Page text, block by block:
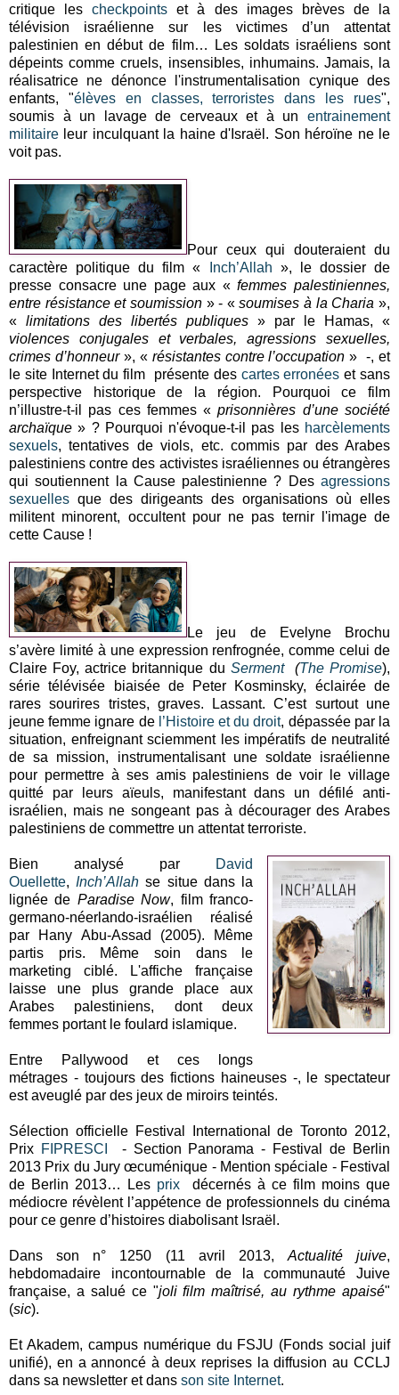
critique lescheckpoints et à des images brèves de la
télévision israélienne sur les victimes d’un attentat
palestinien en début de film… Les soldats israéliens sont
dépeints comme cruels, insensibles, inhumains. Jamais, la
réalisatrice ne dénonce l'instrumentalisation cynique des
enfants, "élèves en classes, terroristes dans les rues",
soumis à un lavage de cerveaux et à un entrainement
militaire leur inculquant la haine d'Israël. Son héroïne ne le
voit pas.
Pour ceux qui douteraient du
caractère politique du film «
Inch’Allah », le dossier de
presse consacre une page aux «femmes palestiniennes,
entre résistance et soumission» - «soumises à la Charia »,
« limitations des libertés publiques » par le Hamas, «
violences conjugales et verbales, agressions sexuelles,
crimes d’honneur», « résistantes contre l’occupation » -, et
le site Internet du film présente des cartes erronées et sans
perspective historique de la région. Pourquoi ce film
n’illustre-t-il pas ces femmes «prisonnières d’une société
archaïque » ? Pourquoi n'évoque-t-il pas les harcèlements
sexuels, tentatives de viols, etc. commis par des Arabes
palestiniens contre des activistes israéliennes ou étrangères
qui soutiennent la Cause palestinienne ? Des agressions
sexuelles que des dirigeants des organisations où elles
militent minorent, occultent pour ne pas ternir l'image de
cette Cause !
Le jeu de Evelyne Brochu
s’avère limité à une expression renfrognée, comme celui de
Claire Foy, actrice britannique du Serment(The Promise),
série télévisée biaisée de Peter Kosminsky, éclairée de
rares sourires tristes, graves. Lassant. C’est surtout une
jeune femme ignare de l’Histoire et du droit, dépassée par la
situation, enfreignant sciemment les impératifs de neutralité
de sa mission, instrumentalisant une soldate israélienne
pour permettre à ses amis palestiniens de voir le village
quitté par leurs aïeuls, manifestant dans un défilé anti-
israélien, mais ne songeant pas à décourager des Arabes
palestiniens de commettre un attentat terroriste.
Bien analysé par
David
Ouellette, Inch’Allah se situe dans la
lignée de Paradise Now, film franco-
germano-néerlando-israélien réalisé
par Hany Abu-Assad (2005). Même
partis pris. Même soin dans le
marketing ciblé. L'affiche française
laisse une plus grande place aux
Arabes palestiniens, dont deux
femmes portant le foulard islamique.
Entre Pallywood et ces longs
métrages - toujours des fictions haineuses -, le spectateur
est aveuglé par des jeux de miroirs teintés.
Sélection officielle Festival International de Toronto 2012,
Prix FIPRESCI
- Section Panorama - Festival de Berlin
2013 Prix du Jury œcuménique - Mention spéciale - Festival
de Berlin 2013… Les prix décernés à ce film moins que
médiocre révèlent l’appétence de professionnels du cinéma
pour ce genre d’histoires diabolisant Israël.
Dans son n° 1250 (11 avril 2013, Actualité juive,
hebdomadaire incontournable de la communauté Juive
française, a salué ce "joli film maîtrisé, au rythme apaisé"
(sic).
Et Akadem, campus numérique du FSJU (Fonds social juif
unifié), en a annoncé à deux reprises la diffusion au CCLJ
dans sa newsletter et dans son site Internet.